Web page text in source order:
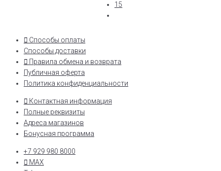
15
Способы оплаты
Способы доставки
Правила обмена и возврата
Публичная оферта
Политика конфиденциальности
Контактная информация
Полные реквизиты
Адреса магазинов
Бонусная программа
+7 929 980 8000
MAX